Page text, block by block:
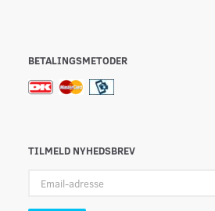
BETALINGSMETODER
TILMELD NYHEDSBREV
adresse